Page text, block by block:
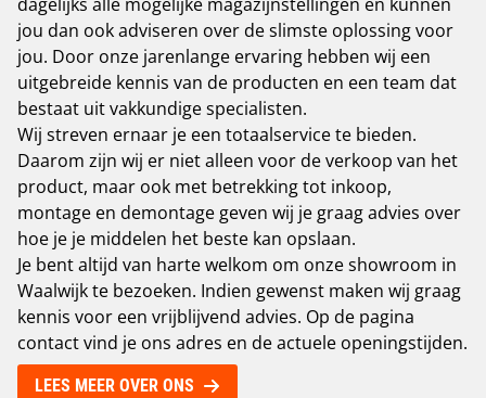
jou dan ook adviseren over de slimste oplossing voor
jou. Door onze jarenlange ervaring hebben wij een
uitgebreide kennis van de producten en een team dat
bestaat uit vakkundige specialisten.
Wij streven ernaar je een totaalservice te bieden.
Daarom zijn wij er niet alleen voor de verkoop van het
product, maar ook met betrekking tot inkoop,
montage en demontage geven wij je graag advies over
hoe je je middelen het beste kan opslaan.
Je bent altijd van harte welkom om onze showroom in
Waalwijk te bezoeken. Indien gewenst maken wij graag
kennis voor een vrijblijvend advies. Op de pagina
contact vind je ons adres en de actuele openingstijden.
LEES MEER OVER ONS